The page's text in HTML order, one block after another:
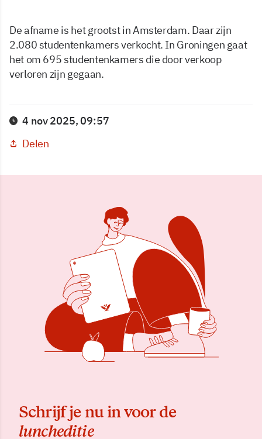
De afname is het grootst in Amsterdam. Daar zijn
2.080 studentenkamers verkocht. In Groningen gaat
het om 695 studentenkamers die door verkoop
verloren zijn gegaan.
4 nov 2025, 09:57
Delen
Schrijf je nu in voor de
luncheditie